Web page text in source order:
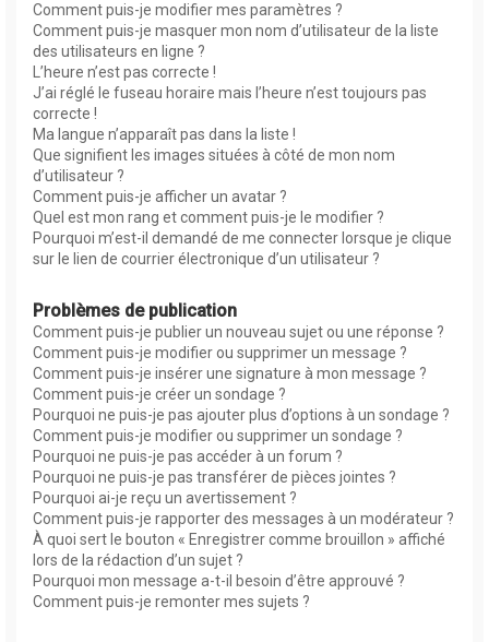
Comment puis-je modifier mes paramètres ?
Comment puis-je masquer mon nom d’utilisateur de la liste
des utilisateurs en ligne ?
L’heure n’est pas correcte !
J’ai réglé le fuseau horaire mais l’heure n’est toujours pas
correcte !
Ma langue n’apparaît pas dans la liste !
Que signifient les images situées à côté de mon nom
d’utilisateur ?
Comment puis-je afficher un avatar ?
Quel est mon rang et comment puis-je le modifier ?
Pourquoi m’est-il demandé de me connecter lorsque je clique
sur le lien de courrier électronique d’un utilisateur ?
Problèmes de publication
Comment puis-je publier un nouveau sujet ou une réponse ?
Comment puis-je modifier ou supprimer un message ?
Comment puis-je insérer une signature à mon message ?
Comment puis-je créer un sondage ?
Pourquoi ne puis-je pas ajouter plus d’options à un sondage ?
Comment puis-je modifier ou supprimer un sondage ?
Pourquoi ne puis-je pas accéder à un forum ?
Pourquoi ne puis-je pas transférer de pièces jointes ?
Pourquoi ai-je reçu un avertissement ?
Comment puis-je rapporter des messages à un modérateur ?
À quoi sert le bouton « Enregistrer comme brouillon » affiché
lors de la rédaction d’un sujet ?
Pourquoi mon message a-t-il besoin d’être approuvé ?
Comment puis-je remonter mes sujets ?